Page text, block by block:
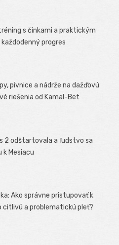
s činkami a praktickým
progres
pivnice a nádrže na dažďovú
riešenia od Kamal-Bet
2 odštartovala a ľudstvo sa
Mesiacu
Ako správne pristupovať k
a problematickú pleť?